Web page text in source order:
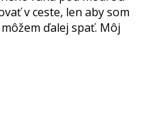
v ceste, len aby som
ďalej spať. Môj